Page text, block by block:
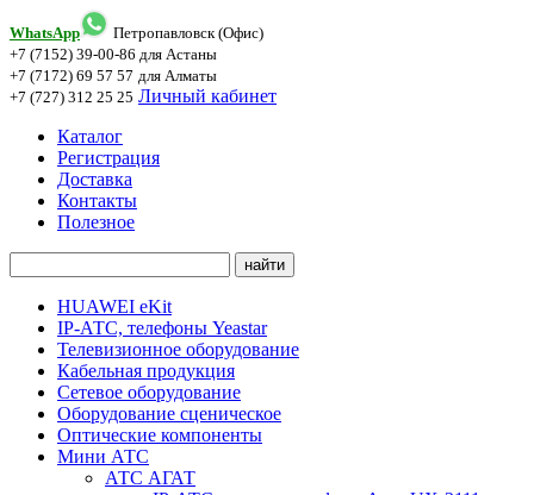
WhatsApp
Петропавловск (Офис)
+7 (7152) 39-00-86 для Астаны
+7 (7172) 69 57 57 для Алматы
+7 (727) 312 25 25 Личный кабинет
Каталог
Регистрация
Доставка
Контакты
Полезное
HUAWEI eKit
IP-АТС, телефоны Yeastar
Телевизионное оборудование
Кабельная продукция
Сетевое оборудование
Оборудование сценическое
Оптические компоненты
Мини АТС
АТС АГАТ